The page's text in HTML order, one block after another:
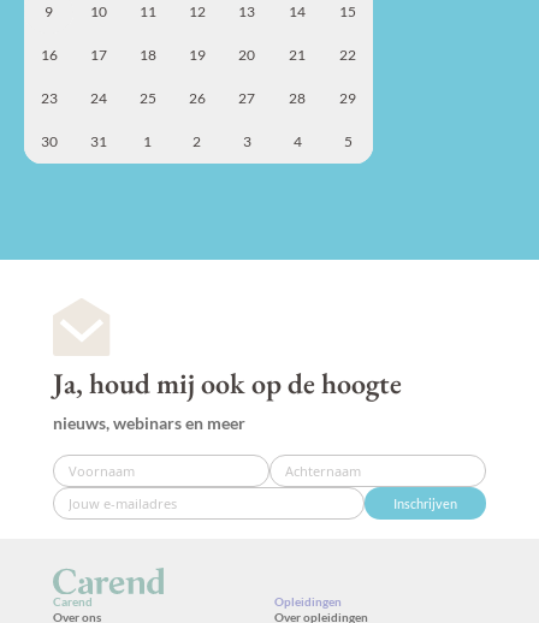
9 10 11 12 13 14 15
16 17 18 19 20 21 22
23 24 25 26 27 28 29
30 31 1 2 3 4 5
Ja, houd mij ook op de hoogte
nieuws, webinars en meer
Inschrijven
Carend
Over ons
Opleidingen
Over opleidingen